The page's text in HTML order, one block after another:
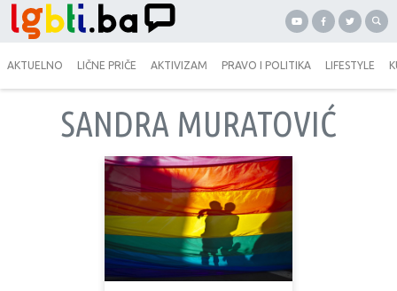
AKTUELNO LIČNE PRIČE AKTIVIZAM PRAVO I POLITIKA LIFESTYLE
SANDRA MURATOVIĆ